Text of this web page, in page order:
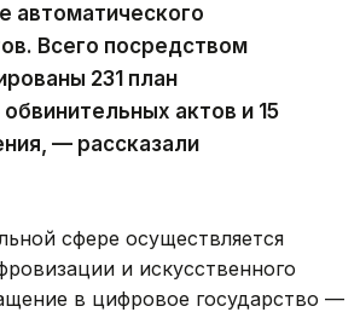
автоматического
Всего посредством
231 план
актов и 15
— рассказали
сфере осуществляется
и искусственного
в цифровое государство —